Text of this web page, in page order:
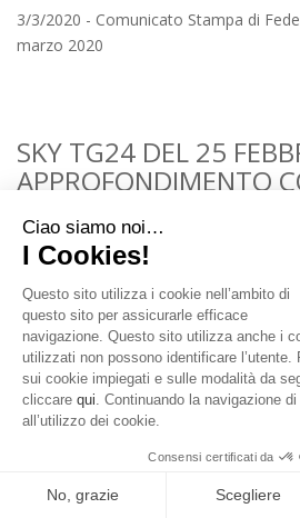
3/3/2020 - Comunicato Stampa di
marzo 2020
SKY TG24 DEL 25
APPROFONDIMENTO
3/3/2020 - Nell'approfondimento della
TG di Sky, un estratto in cui la dr.ssa
delle farmacie.
GIORNATA DI
FARMACO: CON
CONFEZIONI DONATE,
È LA REGIONE PIÙ
2/14/2020 - Comunicato stampa di
Ciao siamo noi…
I Cookies!
Questo sito utilizza i cookie nell’ambito di
questo sito per assicurarle efficace
navigazione. Questo sito utilizza anche i
utilizzati non possono identificare l’utente.
sui cookie impiegati e sulle modalità da
cliccare qui. Continuando la navigazione
all’utilizzo dei cookie.
Consensi certificati da
No, grazie Scegliere